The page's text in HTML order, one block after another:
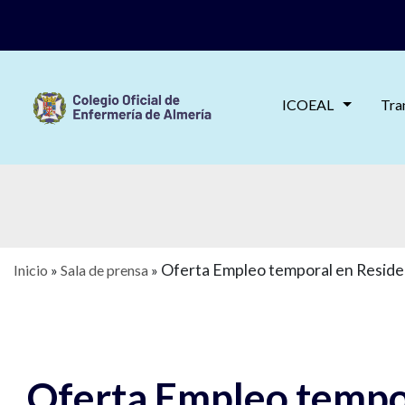
ICOEAL
Inicio » Sala de prensa » Oferta Empleo temporal en